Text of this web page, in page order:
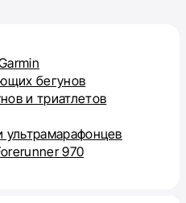
бегунов
и триатлетов
ультрамарафонцев
970